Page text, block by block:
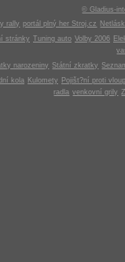
© Gladius-
rally portál plný her Stroj.cz
stránky Tuning auto Volby 2006
narozeniny Státní zkratky
kola Kulomety
Pojišt?ní proti
radla venkovní grily